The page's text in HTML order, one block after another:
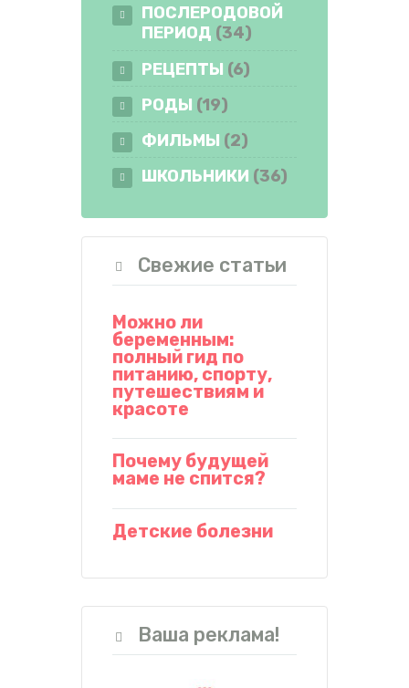
ПОСЛЕРОДОВОЙ
ПЕРИОД (34)
РЕЦЕПТЫ (6)
РОДЫ (19)
ФИЛЬМЫ (2)
ШКОЛЬНИКИ (36)
Свежие статьи
Можно ли
беременным:
полный гид по
питанию, спорту,
путешествиям и
красоте
Почему будущей
маме не спится?
Детские болезни
Ваша реклама!